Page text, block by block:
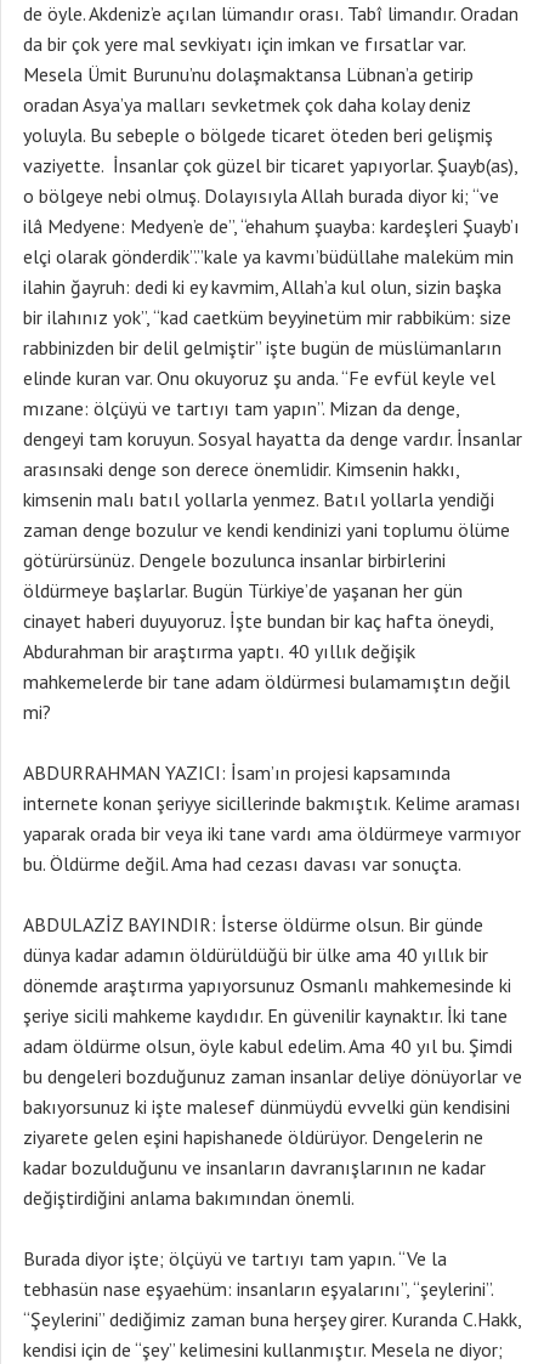
de öyle. Akdeniz’e açılan lümandır orası. Tabî limandır. Oradan
da bir çok yere mal sevkiyatı için imkan ve fırsatlar var.
Mesela Ümit Burunu’nu dolaşmaktansa Lübnan’a getirip
oradan Asya’ya malları sevketmek çok daha kolay deniz
yoluyla. Bu sebeple o bölgede ticaret öteden beri gelişmiş
vaziyette. İnsanlar çok güzel bir ticaret yapıyorlar. Şuayb(as),
o bölgeye nebi olmuş. Dolayısıyla Allah burada diyor ki; “ve
ilâ Medyene: Medyen’e de”, “ehahum şuayba: kardeşleri Şuayb’ı
elçi olarak gönderdik”.”kale ya kavmı’büdüllahe maleküm min
ilahin ğayruh: dedi ki ey kavmim, Allah’a kul olun, sizin başka
bir ilahınız yok”, “kad caetküm beyyinetüm mir rabbiküm: size
rabbinizden bir delil gelmiştir” işte bugün de müslümanların
elinde kuran var. Onu okuyoruz şu anda. “Fe evfül keyle vel
mızane: ölçüyü ve tartıyı tam yapın”. Mizan da denge,
dengeyi tam koruyun. Sosyal hayatta da denge vardır. İnsanlar
arasınsaki denge son derece önemlidir. Kimsenin hakkı,
kimsenin malı batıl yollarla yenmez. Batıl yollarla yendiği
zaman denge bozulur ve kendi kendinizi yani toplumu ölüme
götürürsünüz. Dengele bozulunca insanlar birbirlerini
öldürmeye başlarlar. Bugün Türkiye’de yaşanan her gün
cinayet haberi duyuyoruz. İşte bundan bir kaç hafta öneydi,
Abdurahman bir araştırma yaptı. 40 yıllık değişik
mahkemelerde bir tane adam öldürmesi bulamamıştın değil
mi?
ABDURRAHMAN YAZICI: İsam’ın projesi kapsamında
internete konan şeriyye sicillerinde bakmıştık. Kelime araması
yaparak orada bir veya iki tane vardı ama öldürmeye varmıyor
bu. Öldürme değil. Ama had cezası davası var sonuçta.
ABDULAZİZ BAYINDIR: İsterse öldürme olsun. Bir günde
dünya kadar adamın öldürüldüğü bir ülke ama 40 yıllık bir
dönemde araştırma yapıyorsunuz Osmanlı mahkemesinde ki
şeriye sicili mahkeme kaydıdır. En güvenilir kaynaktır. İki tane
adam öldürme olsun, öyle kabul edelim. Ama 40 yıl bu. Şimdi
bu dengeleri bozduğunuz zaman insanlar deliye dönüyorlar ve
bakıyorsunuz ki işte malesef dünmüydü evvelki gün kendisini
ziyarete gelen eşini hapishanede öldürüyor. Dengelerin ne
kadar bozulduğunu ve insanların davranışlarının ne kadar
değiştirdiğini anlama bakımından önemli.
Burada diyor işte; ölçüyü ve tartıyı tam yapın. “Ve la
tebhasün nase eşyaehüm: insanların eşyalarını”, “şeylerini”.
“Şeylerini” dediğimiz zaman buna herşey girer. Kuranda C.Hakk,
kendisi için de “şey” kelimesini kullanmıştır. Mesela ne diyor;